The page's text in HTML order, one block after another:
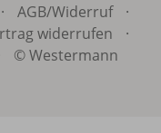
· AGB/Widerruf
·
widerrufen
·
© Westermann